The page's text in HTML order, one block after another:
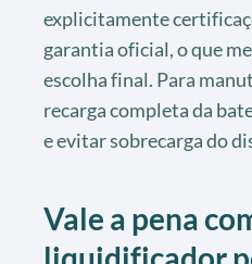
explicitamente
garantia oficial, o que
escolha final. Para
recarga completa da
e evitar sobrecarga do
Vale a pena